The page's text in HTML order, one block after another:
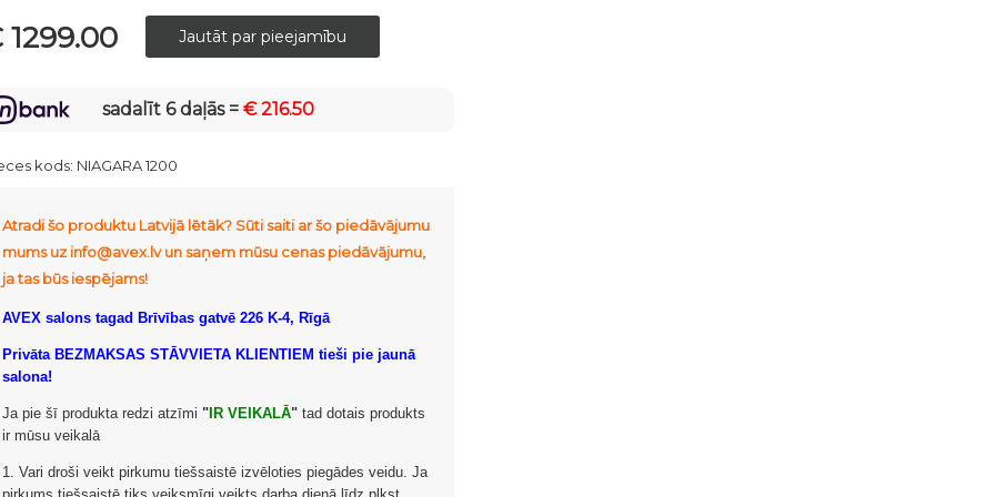
sadalīt 6 daļās =€ 216.50
kods: NIAGARA 1200
Atradi šo produktu Latvijā lētāk? Sūti saiti ar šo piedāvājumu
mums uz info@avex.lv un saņem mūsu cenas piedāvājumu,
ja tas būs iespējams!
AVEX salons tagad Brīvības gatvē 226 K-4, Rīgā
Privāta BEZMAKSAS STĀVVIETA KLIENTIEM tieši pie jaunā
salona!
Ja pie šī produkta redzi atzīmi " IR VEIKALĀ" tad dotais produkts
ir mūsu veikalā
1. Vari droši veikt pirkumu tiešsaistē izvēloties piegādes veidu. Ja